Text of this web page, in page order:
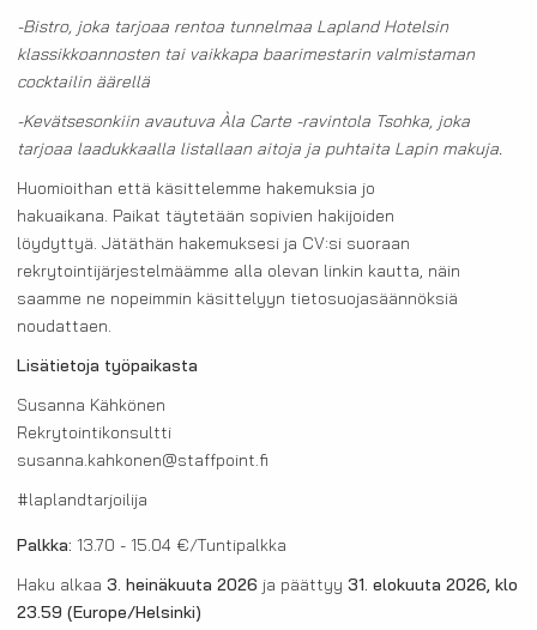
-Bistro, joka tarjoaa rentoa tunnelmaa Lapland Hotelsin
klassikkoannosten tai vaikkapa baarimestarin valmistaman
cocktailin äärellä
-Kevätsesonkiin avautuva Àla Carte -ravintola Tsohka, joka
tarjoaa laadukkaalla listallaan aitoja ja puhtaita Lapin makuja.
Huomioithan että käsittelemme hakemuksia jo
hakuaikana. Paikat täytetään sopivien hakijoiden
löydyttyä. Jätäthän hakemuksesi ja CV:si suoraan
rekrytointijärjestelmäämme alla olevan linkin kautta, näin
saamme ne nopeimmin käsittelyyn tietosuojasäännöksiä
noudattaen.
Lisätietoja työpaikasta
Susanna Kähkönen
Rekrytointikonsultti
susanna.kahkonen@staffpoint.fi
#laplandtarjoilija
Palkka: 13.70 - 15.04 €/Tuntipalkka
Haku alkaa 3. heinäkuuta 2026 ja päättyy 31. elokuuta 2026, klo
23.59 (Europe/Helsinki)